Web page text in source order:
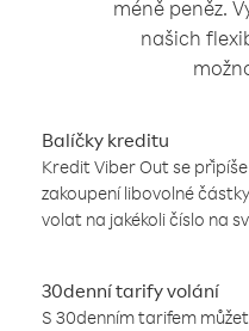
méně peněz.
našich
Balíčky kreditu
Kredit Viber Out se
zakoupení libovolné
volat na jakékoli číslo na
30denní tarify volání
S 30denním tarifem